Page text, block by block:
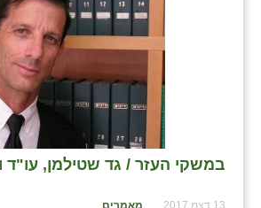
במשקי העזר / גד שטילמן, עו"ד
13 דצמ 2017 מאמרים